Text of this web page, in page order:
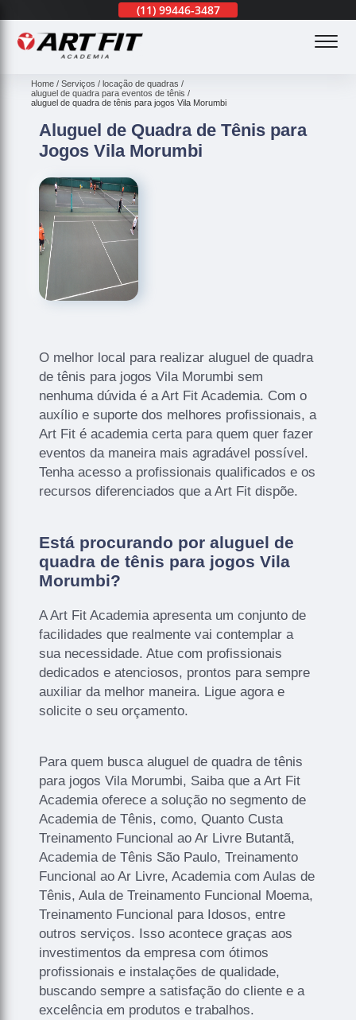
(11)99446-3487
Home Serviços
locação de quadras
aluguel de quadra para eventos de tênis
aluguel de quadra de tênis para jogos Vila Morumbi
Aluguel de Quadra de Tênis para
Jogos Vila Morumbi
O melhor local para realizar aluguel de quadra
de tênis para jogos Vila Morumbi sem
nenhuma dúvida é a Art Fit Academia. Com o
auxílio e suporte dos melhores profissionais, a
Art Fit é academia certa para quem quer fazer
eventos da maneira mais agradável possível.
Tenha acesso a profissionais qualificados e os
recursos diferenciados que a Art Fit dispõe.
Está procurando por aluguel de
quadra de tênis para jogos Vila
Morumbi?
A Art Fit Academia apresenta um conjunto de
facilidades que realmente vai contemplar a
sua necessidade. Atue com profissionais
dedicados e atenciosos, prontos para sempre
auxiliar da melhor maneira. Ligue agora e
solicite o seu orçamento.
Para quem busca aluguel de quadra de tênis
para jogos Vila Morumbi, Saiba que a Art Fit
Academia oferece a solução no segmento de
Academia de Tênis, como, Quanto Custa
Treinamento Funcional ao Ar Livre Butantã,
Academia de Tênis São Paulo, Treinamento
Funcional ao Ar Livre, Academia com Aulas de
Tênis, Aula de Treinamento Funcional Moema,
Treinamento Funcional para Idosos, entre
outros serviços. Isso acontece graças aos
investimentos da empresa com ótimos
profissionais e instalações de qualidade,
buscando sempre a satisfação do cliente e a
excelência em produtos e trabalhos.